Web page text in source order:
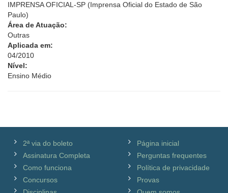
IMPRENSA OFICIAL-SP (Imprensa Oficial do Estado de São
Paulo)
Área de Atuação:
Outras
Aplicada em:
04/2010
Nível:
Ensino Médio
2ª via do boleto
Assinatura Completa
Como funciona
Concursos
Página inicial
Perguntas frequentes
Política de privacidade
Provas